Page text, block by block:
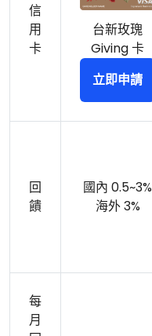
信
用
卡
台新玫瑰
Giving 卡
立即申請
回
饋
國內 0.5~3%
海外 3%
每
月